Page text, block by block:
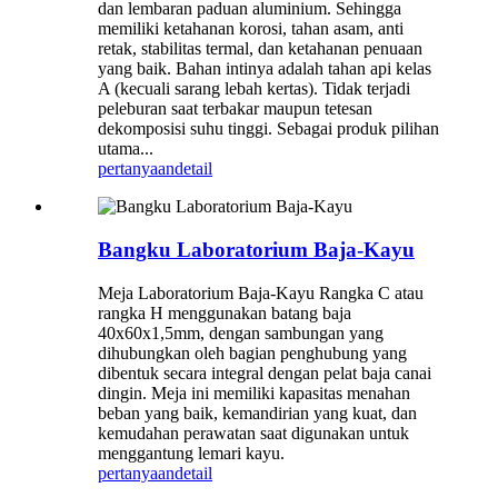
dan lembaran paduan aluminium. Sehingga
memiliki ketahanan korosi, tahan asam, anti
retak, stabilitas termal, dan ketahanan penuaan
yang baik. Bahan intinya adalah tahan api kelas
A (kecuali sarang lebah kertas). Tidak terjadi
peleburan saat terbakar maupun tetesan
dekomposisi suhu tinggi. Sebagai produk pilihan
utama...
pertanyaandetail
Bangku Laboratorium Baja-Kayu
Meja Laboratorium Baja-Kayu Rangka C atau
rangka H menggunakan batang baja
40x60x1,5mm, dengan sambungan yang
dihubungkan oleh bagian penghubung yang
dibentuk secara integral dengan pelat baja canai
dingin. Meja ini memiliki kapasitas menahan
beban yang baik, kemandirian yang kuat, dan
kemudahan perawatan saat digunakan untuk
menggantung lemari kayu.
pertanyaandetail